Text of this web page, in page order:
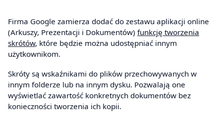
Firma Google zamierza dodać do zestawu aplikacji online
(Arkuszy, Prezentacji i Dokumentów) funkcję tworzenia
skrótów, które będzie można udostępniać innym
użytkownikom.
Skróty są wskaźnikami do plików przechowywanych w
innym folderze lub na innym dysku. Pozwalają one
wyświetlać zawartość konkretnych dokumentów bez
konieczności tworzenia ich kopii.